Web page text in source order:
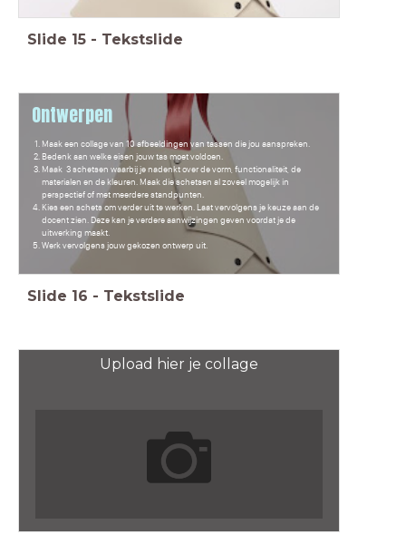
Slide 15 - Tekstslide
Ontwerpen
Maak een collage van 10 afbeeldingen van tassen die jou aanspreken.
Bedenk aan welke eisen jouw tas moet voldoen.
Maak 3 schetsen waarbij je nadenkt over de vorm, functionaliteit, de
materialen en de kleuren. Maak die schetsen al zoveel mogelijk in
perspectief of met meerdere standpunten.
Kies een schets om verder uit te werken. Laat vervolgens je keuze aan de
docent zien. Deze kan je verdere aanwijzingen geven voordat je de
uitwerking maakt.
Werk vervolgens jouw gekozen ontwerp uit.
Slide 16 - Tekstslide
Upload hier je collage